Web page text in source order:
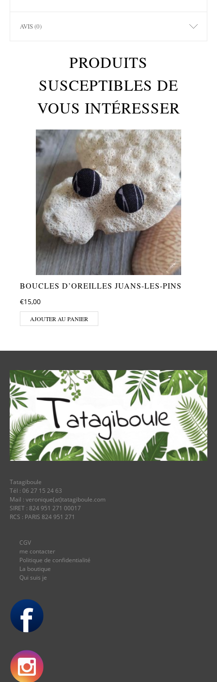
AVIS (0)
PRODUITS
SUSCEPTIBLES DE
VOUS INTÉRESSER
BOUCLES D’OREILLES JUANS-LES-PINS
€15,00
AJOUTER AU PANIER
Tatagiboule
Tél : 06 27 15 24 63
Mail : veronique(at)tatagiboule.com
SIRET : 824 951 271 00017
RCS : PARIS 824 951 271
CGV
me contacter
Politique de confidentialité
La boutique
Qui suis je